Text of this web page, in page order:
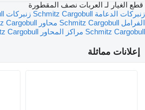
إعلانات مماثلة
قطع الغيار لـ العربات نصف المقطورة
زنبركات الدعامة Schmitz Cargobull
زنبركات Schmitz Cargobull
الفرامل Schmitz Cargobull
محاور Schmitz Cargobull
Schmitz Cargobull مراكز المحاور Schmitz Cargobull